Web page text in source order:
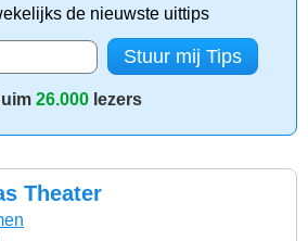
de nieuwste uittips
26.000 lezers
Theater